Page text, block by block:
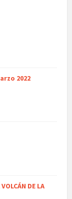
2022
DE LA